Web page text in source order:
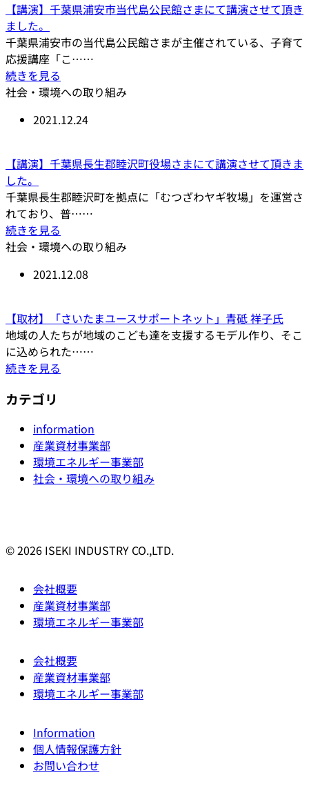
【講演】千葉県浦安市当代島公民館さまにて講演させて頂き
ました。
千葉県浦安市の当代島公民館さまが主催されている、子育て
応援講座「こ……
続きを見る
社会・環境への取り組み
2021.12.24
【講演】千葉県長生郡睦沢町役場さまにて講演させて頂きま
した。
千葉県長生郡睦沢町を拠点に「むつざわヤギ牧場」を運営さ
れており、普……
続きを見る
社会・環境への取り組み
2021.12.08
【取材】「さいたまユースサポートネット」青砥 祥子氏
地域の人たちが地域のこども達を支援するモデル作り、そこ
に込められた……
続きを見る
カテゴリ
information
産業資材事業部
環境エネルギー事業部
社会・環境への取り組み
© 2026 ISEKI INDUSTRY CO.,LTD.
会社概要
産業資材事業部
環境エネルギー事業部
会社概要
産業資材事業部
環境エネルギー事業部
Information
個人情報保護方針
お問い合わせ